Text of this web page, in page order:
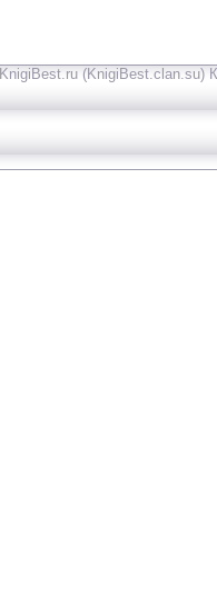
KnigiBest.ru (KnigiBest.clan.su)